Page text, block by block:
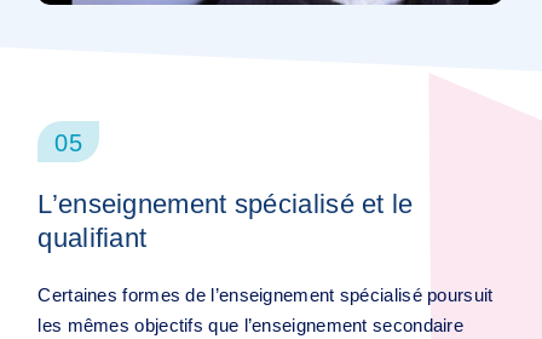
05
L’enseignement spécialisé et le
qualifiant
Certaines formes de l’enseignement spécialisé poursuit
les mêmes objectifs que l’enseignement secondaire